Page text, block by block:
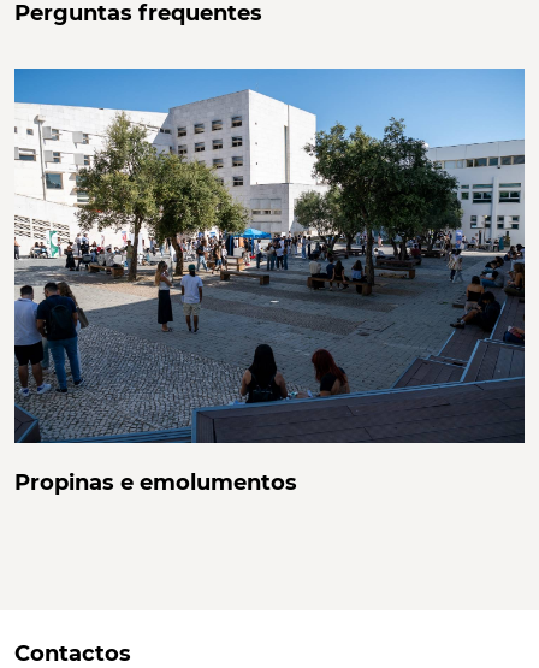
Perguntas frequentes
Propinas e emolumentos
Contactos